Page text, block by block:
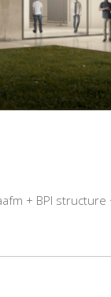
+ BPI structure